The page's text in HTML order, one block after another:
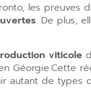
les preuves
. De plus,
viticole
Géorgie.Cette
autant de types